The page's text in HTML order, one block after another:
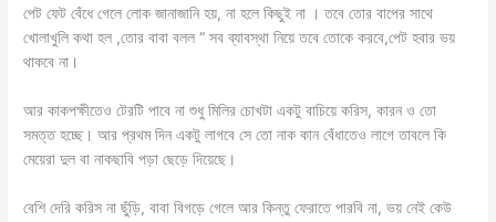
পেট ফেট বেঁধে গেলে লোক জানাজানি হয়, না হলে কিছুই না । তবে তোর বাপের সাথে
খোলাখুলি কথা হল ,তোর বাবা বলল “ সব ব্যাবস্থা নিয়ে তবে তোকে করবে,পেট হবার ভয়
থাকবে না।
আর কাকপক্ষীতেও টেরটি পাবে না শুধু মিলির চোখটা একটু বাচিয়ে করিস, কারন ও তো
সমত্ত হচ্ছে। আর প্রথম দিন একটু লাগবে সে তো নাক কান বেঁধাতেও লাগে তাবলে কি
মেয়েরা দুল বা নাকছাবি পড়া ছেড়ে দিয়েছে।
বেশি দেরি করিস না ছুঁড়ি, বাবা বিগড়ে গেলে আর কিন্তু ফেরাতে পারবি না, ভয় নেই কেউ